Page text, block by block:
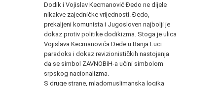
Dodik i Vojislav Kecmanović Đedo ne dijele
nikakve zajedničke vrijednosti. Đedo,
prekaljeni komunista i Jugosloven najbolji je
dokaz protiv politike dodikizma. Stoga je ulica
Vojislava Kecmanovića Đede u Banja Luci
paradoks i dokaz revizionističkih nastojanja
da se simbol ZAVNOBiH-a učini simbolom
srpskog nacionalizma.
S druge strane, mladomuslimanska logika